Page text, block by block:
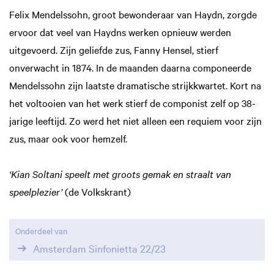
Felix Mendelssohn, groot bewonderaar van Haydn, zorgde
ervoor dat veel van Haydns werken opnieuw werden
uitgevoerd. Zijn geliefde zus, Fanny Hensel, stierf
onverwacht in 1874. In de maanden daarna componeerde
Mendelssohn zijn laatste dramatische strijkkwartet. Kort na
het voltooien van het werk stierf de componist zelf op 38-
jarige leeftijd. Zo werd het niet alleen een requiem voor zijn
zus, maar ook voor hemzelf.
‘Kian Soltani speelt met groots gemak en straalt van
speelplezier’(de Volkskrant)
Onderdeel van
Amsterdam Sinfonietta 22/23